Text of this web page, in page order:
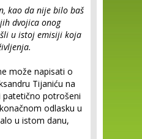
kao da nije bilo baš
dvojica onog
u istoj emisiji koja
može napisati o
Tijaniću na
patetično potrošeni
odlasku u
u istom danu,